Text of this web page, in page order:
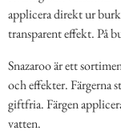
applicera direkt ur
transparent effekt. På
Snazaroo är ett
och effekter. Färgerna
giftfria. Färgen
vatten.